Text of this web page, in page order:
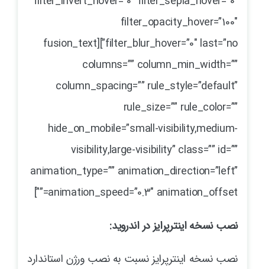
filter_opacity_hover=”100″
filter_blur_hover=”0″ last=”no”][fusion_text
columns=”” column_min_width=””
column_spacing=”” rule_style=”default”
rule_size=”” rule_color=””
hide_on_mobile=”small-visibility,medium-
visibility,large-visibility” class=”” id=””
animation_type=”” animation_direction=”left”
animation_speed=”0.3″ animation_offset=””]
نصب نسخه اینترپرایز در اندروید:
نصب نسخه اینترپرایز نسبت به نصب ورژن استاندارد